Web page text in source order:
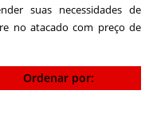
suas necessidades de
no atacado com preço de
Ordenar por: